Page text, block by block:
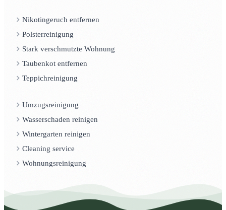
Nikotingeruch entfernen
Polsterreinigung
Stark verschmutzte Wohnung
Taubenkot entfernen
Teppichreinigung
Umzugsreinigung
Wasserschaden reinigen
Wintergarten reinigen
Cleaning service
Wohnungsreinigung